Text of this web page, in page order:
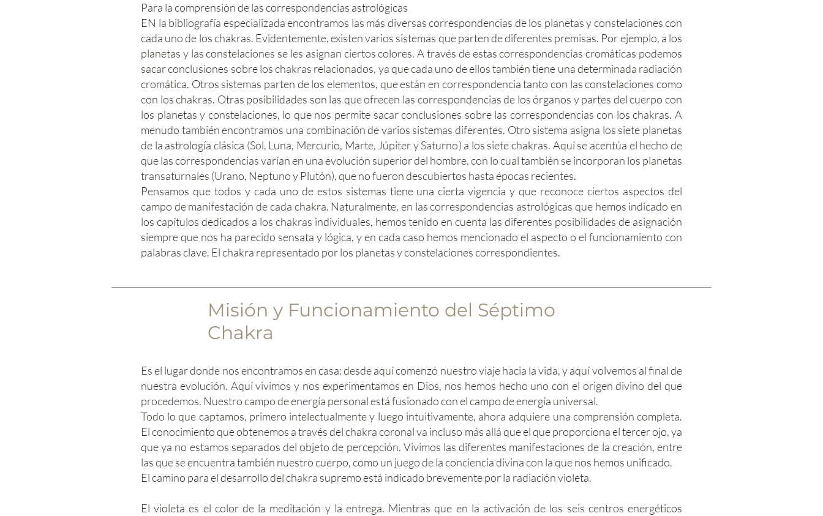
Para la comprensión de las correspondencias astrológicas
EN la bibliografía especializada encontramos las más diversas correspondencias de los planetas y constelaciones con
cada uno de los chakras. Evidentemente, existen varios sistemas que parten de diferentes premisas. Por ejemplo, a los
planetas y las constelaciones se les asignan ciertos colores. A través de estas correspondencias cromáticas podemos
sacar conclusiones sobre los chakras relacionados, ya que cada uno de ellos también tiene una determinada radiación
cromática. Otros sistemas parten de los elementos, que están en correspondencia tanto con las constelaciones como
con los chakras. Otras posibilidades son las que ofrecen las correspondencias de los órganos y partes del cuerpo con
los planetas y constelaciones, lo que nos permite sacar conclusiones sobre las correspondencias con los chakras. A
menudo también encontramos una combinación de varios sistemas diferentes. Otro sistema asigna los siete planetas
de la astrología clásica (Sol, Luna, Mercurio, Marte, Júpiter y Saturno) a los siete chakras. Aquí se acentúa el hecho de
que las correspondencias varían en una evolución superior del hombre, con lo cual también se incorporan los planetas
transaturnales (Urano, Neptuno y Plutón), que no fueron descubiertos hasta épocas recientes.
Pensamos que todos y cada uno de estos sistemas tiene una cierta vigencia y que reconoce ciertos aspectos del
campo de manifestación de cada chakra. Naturalmente, en las correspondencias astrológicas que hemos indicado en
los capítulos dedicados a los chakras individuales, hemos tenido en cuenta las diferentes posibilidades de asignación
siempre que nos ha parecido sensata y lógica, y en cada caso hemos mencionado el aspecto o el funcionamiento con
palabras clave. El chakra representado por los planetas y constelaciones correspondientes.
Misión y Funcionamiento del Séptimo
Chakra
Es el lugar donde nos encontramos en casa: desde aquí comenzó nuestro viaje hacia la vida, y aquí volvemos al final de
nuestra evolución. Aquí vivimos y nos experimentamos en Dios, nos hemos hecho uno con el origen divino del que
procedemos. Nuestro campo de energía personal está fusionado con el campo de energía universal.
Todo lo que captamos, primero intelectualmente y luego intuitivamente, ahora adquiere una comprensión completa.
El conocimiento que obtenemos a través del chakra coronal va incluso más allá que el que proporciona el tercer ojo, ya
que ya no estamos separados del objeto de percepción. Vivimos las diferentes manifestaciones de la creación, entre
las que se encuentra también nuestro cuerpo, como un juego de la conciencia divina con la que nos hemos unificado.
El camino para el desarrollo del chakra supremo está indicado brevemente por la radiación violeta.
El violeta es el color de la meditación y la entrega. Mientras que en la activación de los seis centros energéticos